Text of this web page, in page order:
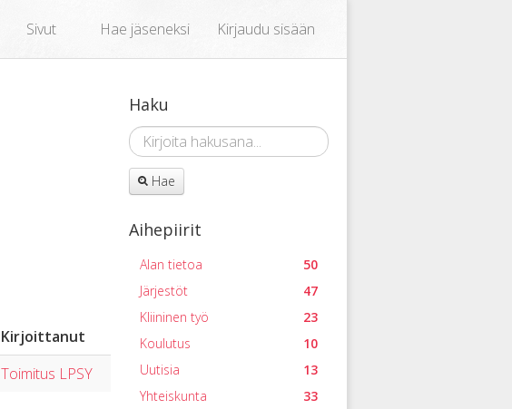
Sivut Hae jäseneksi Kirjaudu sisään
Kirjoittanut
Toimitus LPSY
Haku
Hae
Aihepiirit
50
Alan tietoa
47
Järjestöt
23
Kliininen työ
10
Koulutus
13
Uutisia
33
Yhteiskunta